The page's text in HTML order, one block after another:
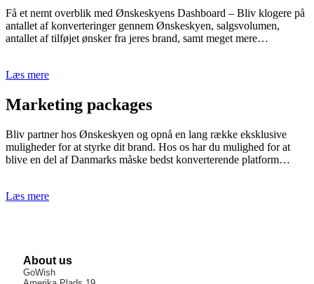
Få et nemt overblik med Ønskeskyens Dashboard – Bliv klogere på
antallet af konverteringer gennem Ønskeskyen, salgsvolumen,
antallet af tilføjet ønsker fra jeres brand, samt meget mere…
Læs mere
Marketing packages
Bliv partner hos Ønskeskyen og opnå en lang række eksklusive
muligheder for at styrke dit brand. Hos os har du mulighed for at
blive en del af Danmarks måske bedst konverterende platform…
Læs mere
About us
GoWish